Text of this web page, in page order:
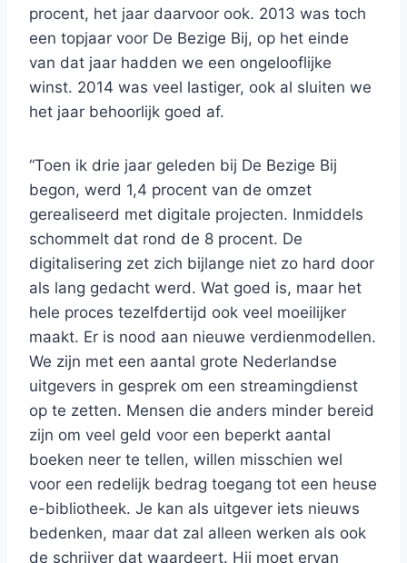
procent, het jaar daarvoor ook. 2013 was toch
een topjaar voor De Bezige Bij, op het einde
van dat jaar hadden we een ongelooflijke
winst. 2014 was veel lastiger, ook al sluiten we
het jaar behoorlijk goed af.
“Toen ik drie jaar geleden bij De Bezige Bij
begon, werd 1,4 procent van de omzet
gerealiseerd met digitale projecten. Inmiddels
schommelt dat rond de 8 procent. De
digitalisering zet zich bijlange niet zo hard door
als lang gedacht werd. Wat goed is, maar het
hele proces tezelfdertijd ook veel moeilijker
maakt. Er is nood aan nieuwe verdienmodellen.
We zijn met een aantal grote Nederlandse
uitgevers in gesprek om een streamingdienst
op te zetten. Mensen die anders minder bereid
zijn om veel geld voor een beperkt aantal
boeken neer te tellen, willen misschien wel
voor een redelijk bedrag toegang tot een heuse
e-bibliotheek. Je kan als uitgever iets nieuws
bedenken, maar dat zal alleen werken als ook
de schrijver dat waardeert. Hij moet ervan